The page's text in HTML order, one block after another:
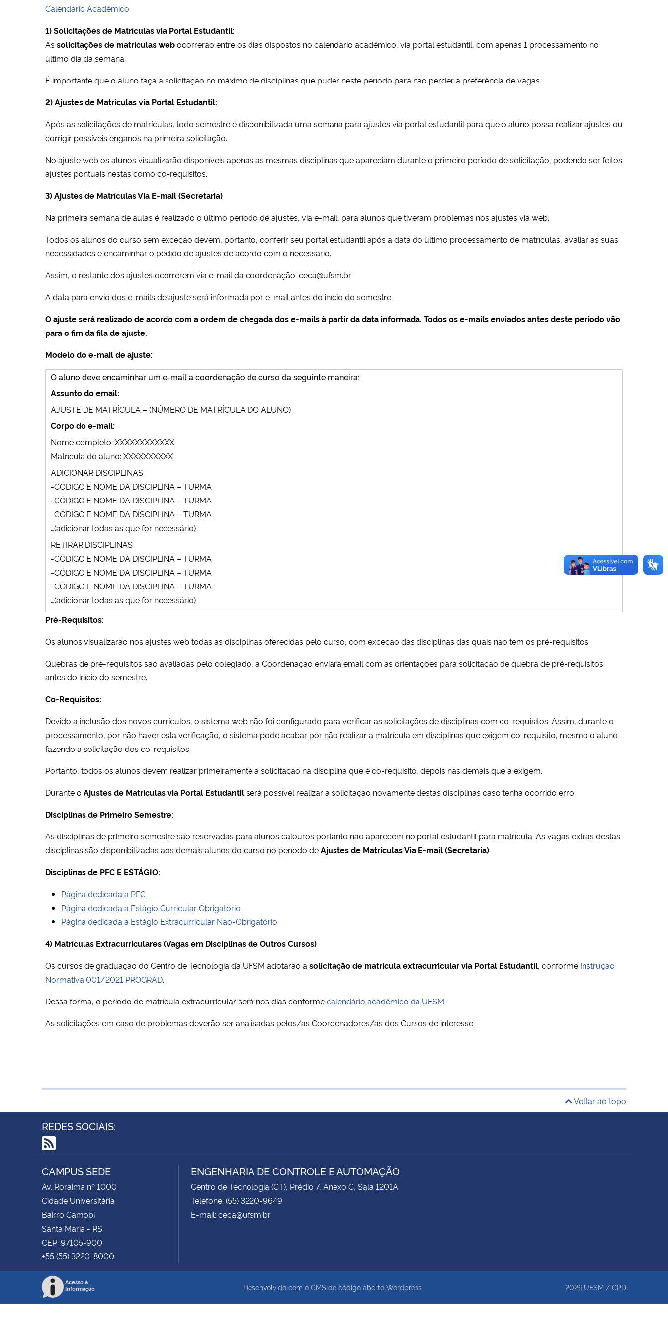
Calendário Acadêmico
1) Solicitações de Matrículas via Portal Estudantil:
Assolicitações de matrículas webocorrerão entre os dias dispostos no calendário acadêmico, via portal estudantil, com apenas 1 processamento no
último dia da semana.
É importante que o aluno faça a solicitação no máximo de disciplinas que puder neste período para não perder a preferência de vagas.
2) Ajustes de Matrículas via Portal Estudantil:
Após as solicitações de matrículas, todo semestre é disponibilizada uma semana para ajustes via portal estudantil para que o aluno possa realizar ajustes ou
corrigir possíveis enganos na primeira solicitação.
No ajuste web os alunos visualizarão disponíveis apenas as mesmas disciplinas que apareciam durante o primeiro período de solicitação, podendo ser feitos
ajustes pontuais nestas como co-requisitos.
3) Ajustes de Matrículas Via E-mail (Secretaria)
Na primeira semana de aulas é realizado o último período de ajustes, via e-mail, para alunos que tiveram problemas nos ajustes via web.
Todos os alunos do curso sem exceção devem, portanto, conferir seu portal estudantil após a data do último processamento de matrículas, avaliar as suas
necessidades e encaminhar o pedido de ajustes de acordo com o necessário.
Assim, o restante dos ajustes ocorrerem via e-mail da coordenação: ceca@ufsm.br
A data para envio dos e-mails de ajuste será informada por e-mail antes do início do semestre.
O ajuste será realizado de acordo com a ordem de chegada dos e-mails à partir da data informada. Todos os e-mails enviados antes deste período vão
para o fim da fila de ajuste.
Modelo do e-mail de ajuste:
O aluno deve encaminhar um e-mail a coordenação de curso da seguinte maneira:
Assunto do email:
AJUSTE DE MATRÍCULA – (NÚMERO DE MATRÍCULA DO ALUNO)
Corpo do e-mail:
Nome completo: XXXXXXXXXXXX
Matrícula do aluno: XXXXXXXXXX
ADICIONAR DISCIPLINAS:
-CÓDIGO E NOME DA DISCIPLINA – TURMA
-CÓDIGO E NOME DA DISCIPLINA – TURMA
-CÓDIGO E NOME DA DISCIPLINA – TURMA
…(adicionar todas as que for necessário)
RETIRAR DISCIPLINAS
-CÓDIGO E NOME DA DISCIPLINA – TURMA
-CÓDIGO E NOME DA DISCIPLINA – TURMA
-CÓDIGO E NOME DA DISCIPLINA – TURMA
…(adicionar todas as que for necessário)
Pré-Requisitos:
Os alunos visualizarão nos ajustes web todas as disciplinas oferecidas pelo curso, com exceção das disciplinas das quais não tem os pré-requisitos.
Quebras de pré-requisitos são avaliadas pelo colegiado, a Coordenação enviará email com as orientações para solicitação de quebra de pré-requisitos
antes do início do semestre.
Co-Requisitos:
Devido a inclusão dos novos currículos, o sistema web não foi configurado para verificar as solicitações de disciplinas com co-requisitos. Assim, durante o
processamento, por não haver esta verificação, o sistema pode acabar por não realizar a matrícula em disciplinas que exigem co-requisito, mesmo o aluno
fazendo a solicitação dos co-requisitos.
Portanto, todos os alunos devem realizar primeiramente a solicitação na disciplina que é co-requisito, depois nas demais que a exigem.
Durante o Ajustes de Matrículas via Portal Estudantilserá possível realizar a solicitação novamente destas disciplinas caso tenha ocorrido erro.
Disciplinas de Primeiro Semestre:
As disciplinas de primeiro semestre são reservadas para alunos calouros portanto não aparecem no portal estudantil para matrícula. As vagas extras destas
disciplinas são disponibilizadas aos demais alunos do curso no período deAjustes de Matrículas Via E-mail (Secretaria).
Disciplinas de PFC E ESTÁGIO:
Página dedicada a PFC
Página dedicada a Estágio Curricular Obrigatório
Página dedicada a Estágio Extracurricular Não-Obrigatório
4) Matrículas Extracurriculares (Vagas em Disciplinas de Outros Cursos)
Os cursos de graduação do Centro de Tecnologia da UFSM adotarão a solicitação de matrícula extracurricular via Portal Estudantil, conforme Instrução
Normativa 001/2021 PROGRAD.
Dessa forma, o período de matrícula extracurricular será nos dias conformecalendário acadêmico da UFSM.
As solicitações em caso de problemas deverão ser analisadas pelos/as Coordenadores/as dos Cursos de interesse.
Voltar ao topo
REDES SOCIAIS:
RSS
CAMPUS SEDE
Av. Roraima nº 1000
Cidade Universitária
Bairro Camobi
Santa Maria - RS
CEP: 97105-900
+55 (55) 3220-8000
ENGENHARIA DE CONTROLE E AUTOMAÇÃO
Centro de Tecnologia (CT), Prédio 7, Anexo C, Sala 1201A
Telefone: (55) 3220-9649
E-mail: ceca@ufsm.br
Acesso à
Informação
Desenvolvido com o CMS de código aberto Wordpress 2026 UFSM / CPD